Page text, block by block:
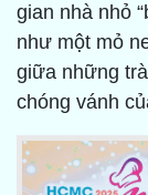
gian nhà nhỏ
như một mỏ
giữa những
chóng vánh